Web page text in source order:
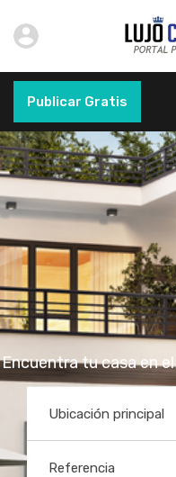
Publicar Gratis
Encuentra tu casa en
Ubicación principal
Todas las ubicaciones
Referencia